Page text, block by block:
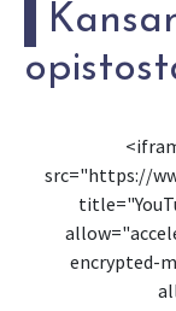
src="https://
encrypted-